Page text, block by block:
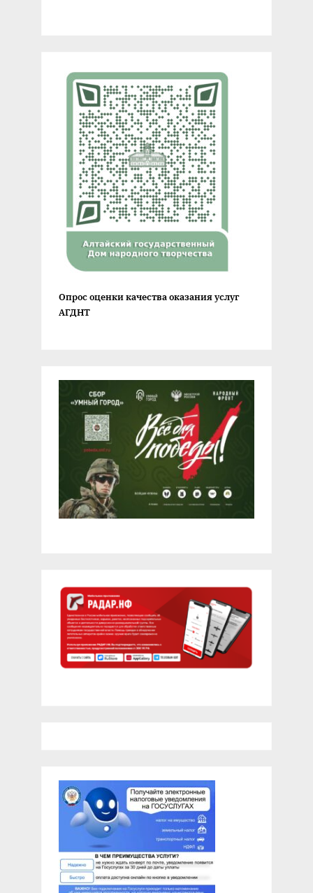
Опрос оценки качества оказания услуг
АГДНТ